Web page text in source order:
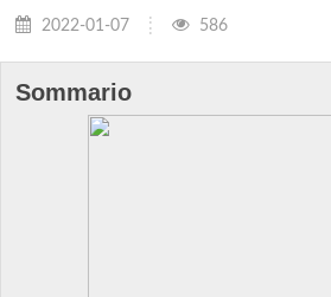
2022-01-07 586
Sommario